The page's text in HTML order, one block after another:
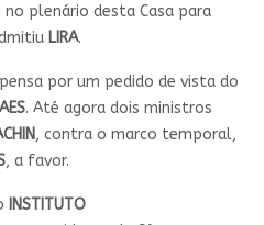
plenário desta Casa para
LIRA.
por um pedido de vista do
. Até agora dois ministros
, contra o marco temporal,
, a favor.
INSTITUTO